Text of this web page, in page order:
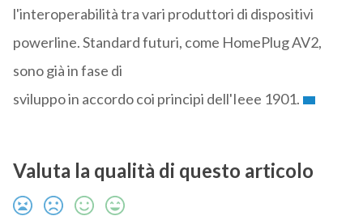
l'interoperabilità tra vari produttori di dispositivi
powerline. Standard futuri, come HomePlug AV2,
sono già in fase di
sviluppo in accordo coi principi dell'Ieee 1901.
Valuta la qualità di questo articolo